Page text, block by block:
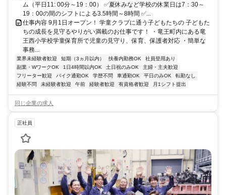
ム（平日11: 00分～19：00） ✅夏休みなど学校の休業日は7：30～
19：00の間のシフトによる3.5時間～8時間 ✅...
仕事内容 9月1日オープン！ 学童クラブに通う子どもたちの 子どもた
ちの成長を見守るやりがい満載のお仕事です！ ・竜王町内にある竜
王西小学校学童保育所で児童の見守り、保育、保護者対応 ・簡単な
事務...
業界未経験者歓迎 短期（3ヵ月以内） 扶養内勤務OK
社員登用あり
副業・WワークOK
1日4時間以内OK 土日祝のみOK
主婦・主夫歓迎
フリーター歓迎
バイク通勤OK 学歴不問 車通勤OK 平日のみOK
転勤なし
経験不問
未経験者歓迎 午前 経験者歓迎 有資格者歓迎 月1シフト提出
同じ企業の求人
正社員